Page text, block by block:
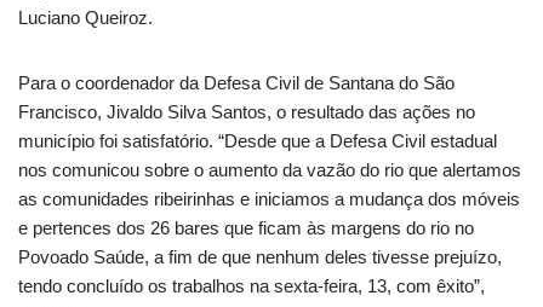
Luciano Queiroz.
Para o coordenador da Defesa Civil de Santana do São
Francisco, Jivaldo Silva Santos, o resultado das ações no
município foi satisfatório. “Desde que a Defesa Civil estadual
nos comunicou sobre o aumento da vazão do rio que alertamos
as comunidades ribeirinhas e iniciamos a mudança dos móveis
e pertences dos 26 bares que ficam às margens do rio no
Povoado Saúde, a fim de que nenhum deles tivesse prejuízo,
tendo concluído os trabalhos na sexta-feira, 13, com êxito”,